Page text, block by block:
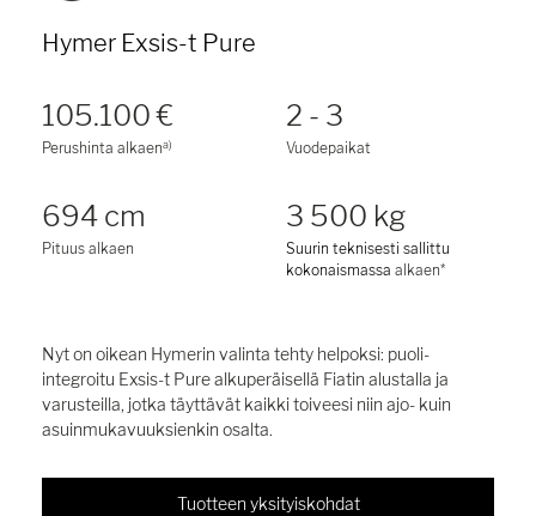
Hymer Exsis-t Pure
105.100 €
Perushinta alkaena)
2 - 3
Vuodepaikat
694 cm
Pituus alkaen
3 500 kg
Suurin teknisesti sallittu
kokonaismassa alkaen*
Nyt on oikean Hymerin valinta tehty helpoksi: puoli-
integroitu Exsis-t Pure alkuperäisellä Fiatin alustalla ja
varusteilla, jotka täyttävät kaikki toiveesi niin ajo- kuin
asuinmukavuuksienkin osalta.
Tuotteen yksityiskohdat